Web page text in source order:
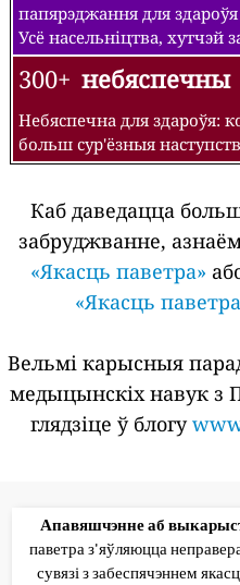
папярэджання для
Усё насельніцтва, хутчэй
300+ небяспечны
Небяспечна для здароўя:
больш сур'ёзныя
Каб даведацца
забруджванне,
«Якасць паветра»
«Якасць
Вельмі карысныя
медыцынскіх навук з
глядзіце ў блогу
Апавяшчэнне аб
паветра з'яўляюцца
сувязі з забеспячэннем